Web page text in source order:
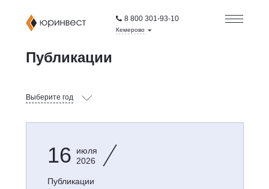
8 800 301-93-10
Кемерово
Публикации
Выберите год
16
июля
2026
Публикации